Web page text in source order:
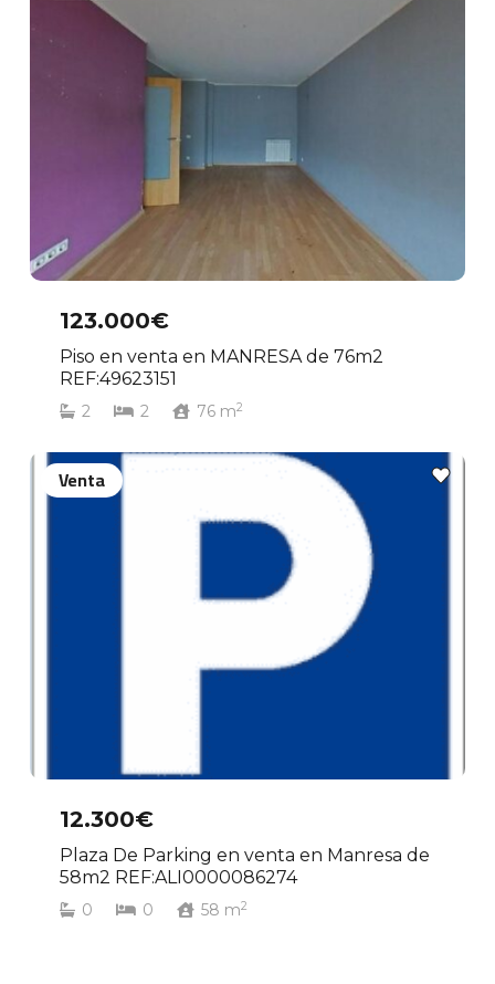
123.000€
Piso en venta en MANRESA de 76m2
REF:49623151
2 2 76m2
12.300€
Plaza De Parking en venta en Manresa de
58m2 REF:ALI0000086274
0 0 58 m2
Venta